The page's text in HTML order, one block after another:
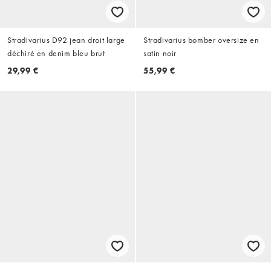
Stradivarius D92 jean droit large
déchiré en denim bleu brut
29,99 €
Stradivarius bomber oversize en
satin noir
55,99 €